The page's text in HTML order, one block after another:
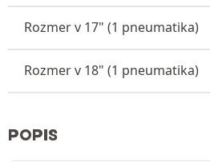
Rozmer v 17" (1 pneumatika)
Rozmer v 18" (1 pneumatika)
POPIS